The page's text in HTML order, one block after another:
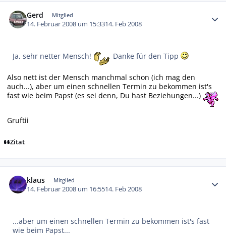
Gerd Mitglied
14. Februar 2008 um 15:3314. Feb 2008
Ja, sehr netter Mensch! Danke für den Tipp
Also nett ist der Mensch manchmal schon (ich mag den
auch...), aber um einen schnellen Termin zu bekommen ist's
fast wie beim Papst (es sei denn, Du hast Beziehungen...)
Gruftii
Zitat
klaus Mitglied
14. Februar 2008 um 16:5514. Feb 2008
...aber um einen schnellen Termin zu bekommen ist's fast
wie beim Papst...